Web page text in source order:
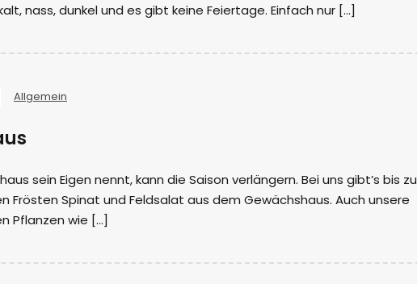
nass, dunkel und es gibt keine Feiertage. Einfach nur […]
Allgemein
sein Eigen nennt, kann die Saison verlängern. Bei uns gibt’s bis zu
Frösten Spinat und Feldsalat aus dem Gewächshaus. Auch unsere
Pflanzen wie […]